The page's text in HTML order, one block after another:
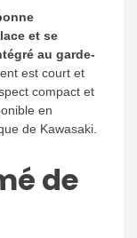
et se
au garde-
est court et
compact et
en
de Kawasaki.
de